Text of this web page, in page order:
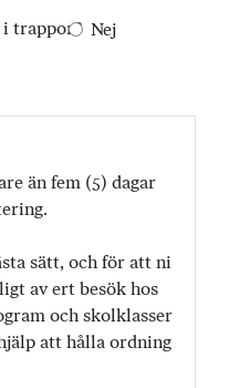
i trappor? Nej
än fem (5) dagar
sätt, och för att ni
av ert besök hos
och skolklasser
att hålla ordning